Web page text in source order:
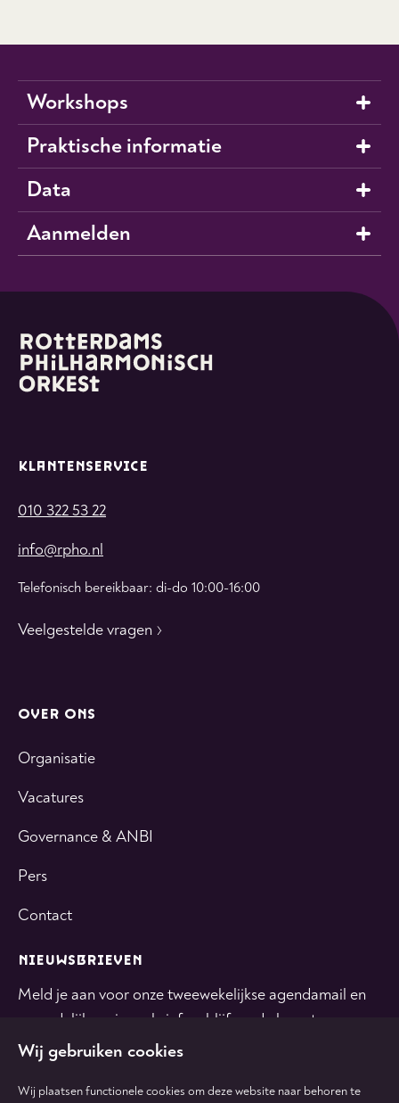
Workshops
Praktische informatie
Data
Aanmelden
KLANTENSERVICE
010 322 53 22
info@rpho.nl
Telefonisch bereikbaar: di-do 10:00-16:00
Veelgestelde vragen
OVER ONS
Organisatie
Vacatures
Governance & ANBI
Pers
Contact
NIEUWSBRIEVEN
Meld je aan voor onze tweewekelijkse agendamail en
maandelijkse nieuwsbrief en blijf op de hoogte.
Wij gebruiken cookies
Wij plaatsen functionele cookies om deze website naar behoren te